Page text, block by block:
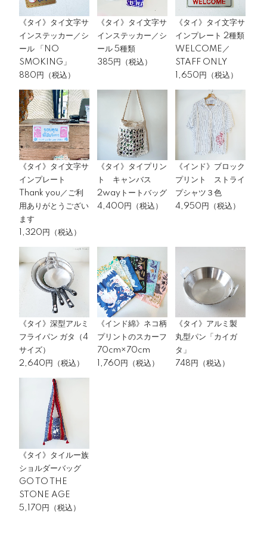
《タイ》タイ文字サ
インステッカー／シ
ール 「NO
SMOKING」
880円（税込）
《タイ》タイ文字サ
インステッカー／シ
ール 5種類
385円（税込）
《タイ》タイ文字サ
インプレート 2種類
WELCOME／
STAFF ONLY
1,650円（税込）
《タイ》タイ文字サ
インプレート
Thank you／ご利
用ありがとうござい
ます
1,320円（税込）
《タイ》タイプリン
ト キャンバス
2wayトートバッグ
4,400円（税込）
《インド》ブロック
プリント ストライ
プシャツ３色
4,950円（税込）
《タイ》深型アルミ
フライパン ガタ（4
サイズ）
2,640円（税込）
《インド綿》ネコ柄
プリントのスカーフ
70cm×70cm
1,760円（税込）
《タイ》アルミ製
丸型パン「カイガ
タ」
748円（税込）
《タイ》タイルー族
ショルダーバッグ
GO TO THE
STONE AGE
5,170円（税込）